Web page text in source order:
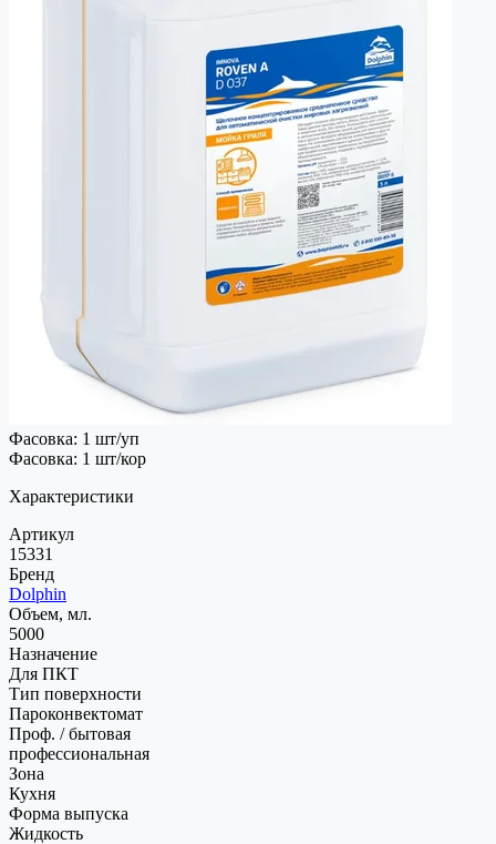
Фасовка: 1 шт/уп
Фасовка: 1 шт/кор
Характеристики
Артикул
15331
Бренд
Dolphin
Объем, мл.
5000
Назначение
Для ПКТ
Тип поверхности
Пароконвектомат
Проф. / бытовая
профессиональная
Зона
Кухня
Форма выпуска
Жидкость